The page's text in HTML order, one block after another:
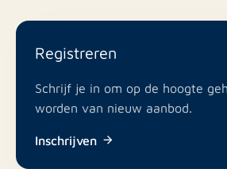
Registreren
Schrijf je in om op de hoogte
worden van nieuw aanbod.
Inschrijven